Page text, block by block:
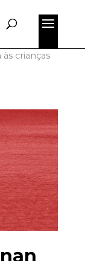
crianças